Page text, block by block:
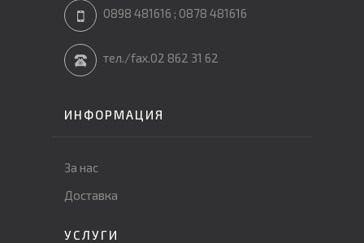
0898 481616 ; 0878 481616
тел./fax.02 862 31 62
ИНФОРМАЦИЯ
За нас
Доставка
УСЛУГИ